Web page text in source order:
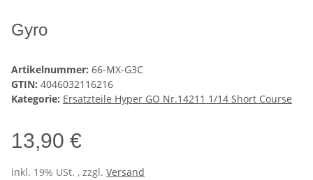
Gyro
Artikelnummer: 66-MX-G3C
GTIN: 4046032116216
Kategorie: Ersatzteile Hyper GO Nr.14211 1/14 Short Course
13,90 €
inkl. 19% USt. , zzgl. Versand